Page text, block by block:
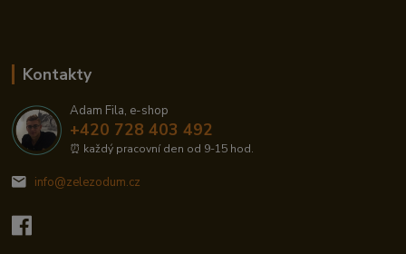
Kontakty
Adam Fila, e-shop
+420 728 403 492
⏰ každý pracovní den od 9-15 hod.
info@zelezodum.cz